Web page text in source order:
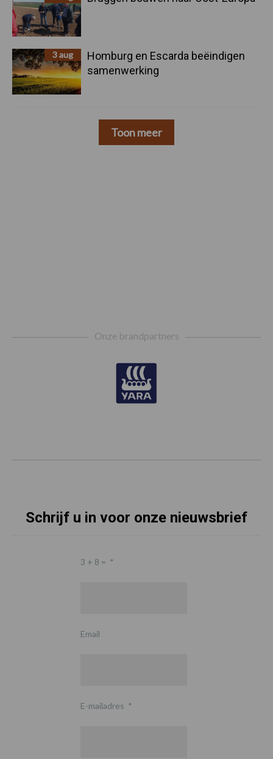
3 aug
Homburg en Escarda beëindigen
samenwerking
Toon meer
Onze brandpartners
Schrijf u in voor onze nieuwsbrief
3 + 8 = *
Email
E-mailadres *